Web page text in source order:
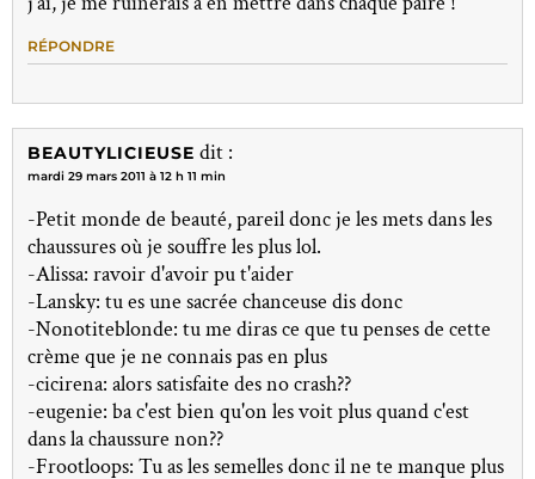
RÉPONDRE
BEAUTYLICIEUSE dit :
mardi 29 mars 2011 à 12 h 11 min
-Petit monde de beauté, pareil donc je les mets dans les
chaussures où je souffre les plus lol.
-Alissa: ravoir d'avoir pu t'aider
-Lansky: tu es une sacrée chanceuse dis donc
-Nonotiteblonde: tu me diras ce que tu penses de cette
crème que je ne connais pas en plus
-cicirena: alors satisfaite des no crash??
-eugenie: ba c'est bien qu'on les voit plus quand c'est
dans la chaussure non??
-Frootloops: Tu as les semelles donc il ne te manque plus